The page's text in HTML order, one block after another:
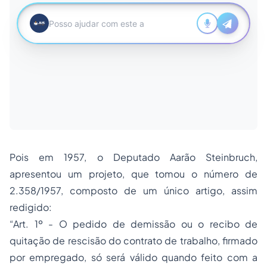
Pois em 1957, o Deputado Aarão Steinbruch,
apresentou um projeto, que tomou o número de
2.358/1957, composto de um único artigo, assim
redigido:
“Art. 1º - O pedido de demissão ou o recibo de
quitação de rescisão do contrato de trabalho, firmado
por empregado, só será válido quando feito com a